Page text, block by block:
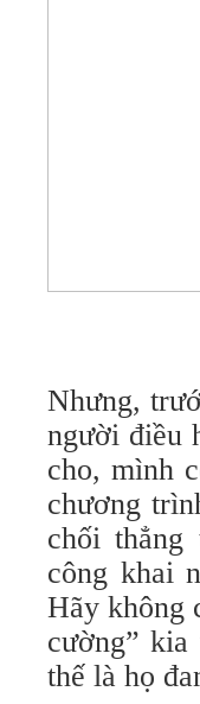
Nhưng,
người điều
cho, mình
chương
chối thẳng
công khai
Hãy không
cường”
thế là họ